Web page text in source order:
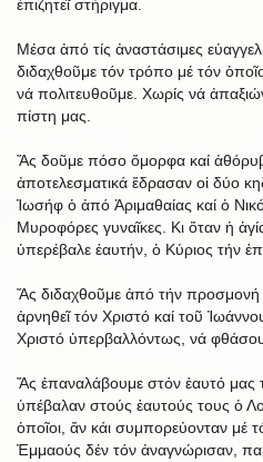
ἐπιζητεῖ στήριγμα.
Μέσα ἀπό τίς ἀναστάσιμες
διδαχθοῦμε τόν τρόπο μέ τόν
νά πολιτευθοῦμε. Χωρίς νά
πίστη μας.
Ἄς δοῦμε πόσο ὄμορφα καί
ἀποτελεσματικά ἔδρασαν οἱ δύο
Ἰωσήφ ὁ ἀπό Ἀριμαθαίας καί ὁ
Μυροφόρες γυναῖκες. Κι ὅταν ἡ
ὑπερέβαλε ἑαυτήν, ὁ Κύριος τήν
Ἄς διδαχθοῦμε ἀπό τήν προσμονή
ἀρνηθεῖ τόν Χριστό καί τοῦ
Χριστό ὑπερβαλλόντως, νά
Ἄς ἐπαναλάβουμε στόν ἑαυτό μας
ὑπέβαλαν στούς ἑαυτούς τους ὁ
ὁποῖοι, ἄν κάι συμπορεύονταν μέ
Ἐμμαούς δέν τόν ἀναγνώρισαν,